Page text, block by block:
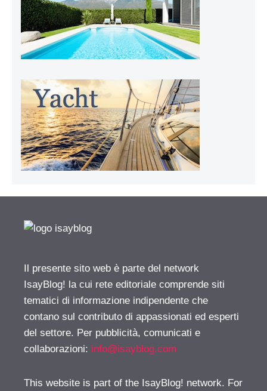
Il presente sito web è parte del network
IsayBlog! la cui rete editoriale comprende siti
tematici di informazione indipendente che
contano sul contributo di appassionati ed esperti
del settore. Per pubblicità, comunicati e
collaborazioni: info@isayblog.com
This website is part of the IsayBlog! network. For